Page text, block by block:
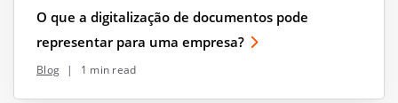
O que a digitalização de documentos pode
representar para uma empresa?
Blog | 1 min read